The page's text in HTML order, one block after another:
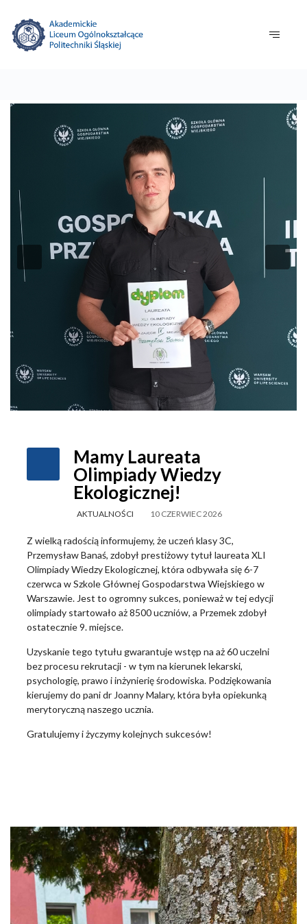
Previous
Mamy Laureata
Olimpiady Wiedzy
Ekologicznej!
AKTUALNOŚCI 10 CZERWIEC 2026
Z wielką radością informujemy, że uczeń klasy 3C,
Przemysław Banaś, zdobył prestiżowy tytuł laureata XLI
Olimpiady Wiedzy Ekologicznej, która odbywała się 6-7
czerwca w Szkole Głównej Gospodarstwa Wiejskiego w
Warszawie. Jest to ogromny sukces, ponieważ w tej edycji
olimpiady startowało aż 8500 uczniów, a Przemek zdobył
ostatecznie 9. miejsce.
Uzyskanie tego tytułu gwarantuje wstęp na aż 60 uczelni
bez procesu rekrutacji - w tym na kierunek lekarski,
psychologię, prawo i inżynierię środowiska. Podziękowania
kierujemy do pani dr Joanny Malary, która była opiekunką
merytoryczną naszego ucznia.
Gratulujemy i życzymy kolejnych sukcesów!